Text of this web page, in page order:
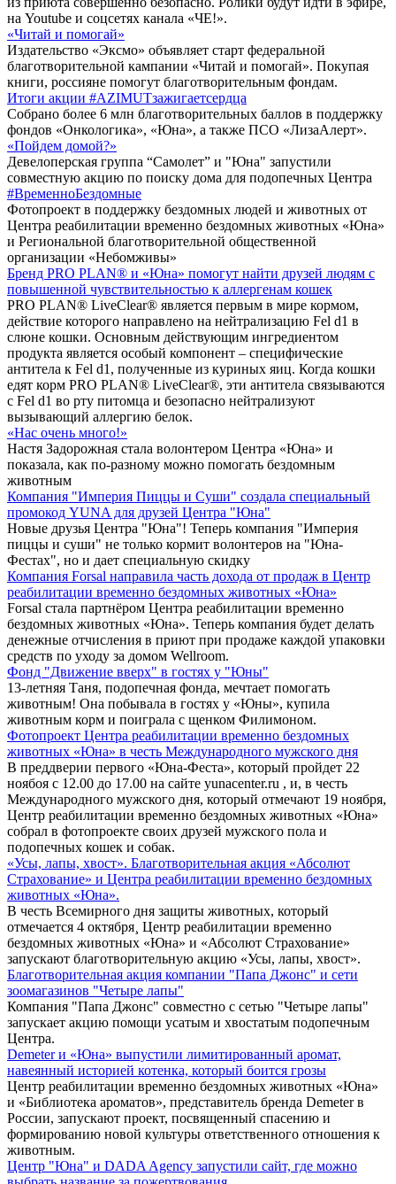
на Youtube и соцсетях канала «ЧЕ!».
«Читай и помогай»
Издательство «Эксмо» объявляет старт федеральной
благотворительной кампании «Читай и помогай». Покупая
книги, россияне помогут благотворительным фондам.
Итоги акции #AZIMUTзажигаетсердца
Собрано более 6 млн благотворительных баллов в поддержку
фондов «Онкологика», «Юна», а также ПСО «ЛизаАлерт».
«Пойдем домой?»
Девелоперская группа “Самолет” и "Юна" запустили
совместную акцию по поиску дома для подопечных Центра
#ВременноБездомные
Фотопроект в поддержку бездомных людей и животных от
Центра реабилитации временно бездомных животных «Юна»
и Региональной благотворительной общественной
организации «Небомживы»
Бренд PRO PLAN® и «Юна» помогут найти друзей людям с
повышенной чувствительностью к аллергенам кошек
PRO PLAN® LiveClear® является первым в мире кормом,
действие которого направлено на нейтрализацию Fel d1 в
слюне кошки. Основным действующим ингредиентом
продукта является особый компонент – специфические
антитела к Fel d1, полученные из куриных яиц. Когда кошки
едят корм PRO PLAN® LiveClear®, эти антитела связываются
с Fel d1 во рту питомца и безопасно нейтрализуют
вызывающий аллергию белок.
«Нас очень много!»
Настя Задорожная стала волонтером Центра «Юна» и
показала, как по-разному можно помогать бездомным
животным
Компания "Империя Пиццы и Суши" создала специальный
промокод YUNA для друзей Центра "Юна"
Новые друзья Центра "Юна"! Теперь компания "Империя
пиццы и суши" не только кормит волонтеров на "Юна-
Фестах", но и дает специальную скидку
Компания Forsal направила часть дохода от продаж в Центр
реабилитации временно бездомных животных «Юна»
Forsal стала партнёром Центра реабилитации временно
бездомных животных «Юна». Теперь компания будет делать
денежные отчисления в приют при продаже каждой упаковки
средств по уходу за домом Wellroom.
Фонд "Движение вверх" в гостях у "Юны"
13-летняя Таня, подопечная фонда, мечтает помогать
животным! Она побывала в гостях у «Юны», купила
животным корм и поиграла с щенком Филимоном.
Фотопроект Центра реабилитации временно бездомных
животных «Юна» в честь Международного мужского дня
В преддверии первого «Юна-Феста», который пройдет 22
ноябоя с 12.00 до 17.00 на сайте yunacenter.ru , и, в честь
Международного мужского дня, который отмечают 19 ноября,
Центр реабилитации временно бездомных животных «Юна»
собрал в фотопроекте своих друзей мужского пола и
подопечных кошек и собак.
«Усы, лапы, хвост». Благотворительная акция «Абсолют
Страхование» и Центра реабилитации временно бездомных
животных «Юна».
В честь Всемирного дня защиты животных, который
отмечается 4 октября¸ Центр реабилитации временно
бездомных животных «Юна» и «Абсолют Страхование»
запускают благотворительную акцию «Усы, лапы, хвост».
Благотворительная акция компании "Папа Джонс" и сети
зоомагазинов "Четыре лапы"
Компания "Папа Джонс" совместно с сетью "Четыре лапы"
запускает акцию помощи усатым и хвостатым подопечным
Центра.
Demeter и «Юна» выпустили лимитированный аромат,
навеянный историей котенка, который боится грозы
Центр реабилитации временно бездомных животных «Юна»
и «Библиотека ароматов», представитель бренда Demeter в
России, запускают проект, посвященный спасению и
формированию новой культуры ответственного отношения к
животным.
Центр "Юна" и DADA Agency запустили сайт, где можно